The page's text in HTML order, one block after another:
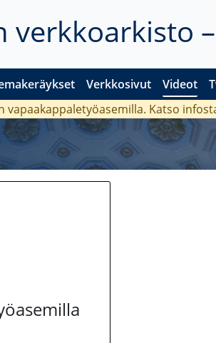
verkkoarkisto
Verkkosivut Videot
Katso